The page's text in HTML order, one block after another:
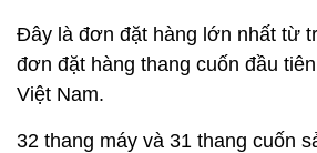
Đây là đơn đặt hàng lớn nhất từ
đơn đặt hàng thang cuốn đầu
Việt Nam.
32 thang máy và 31 thang cuốn